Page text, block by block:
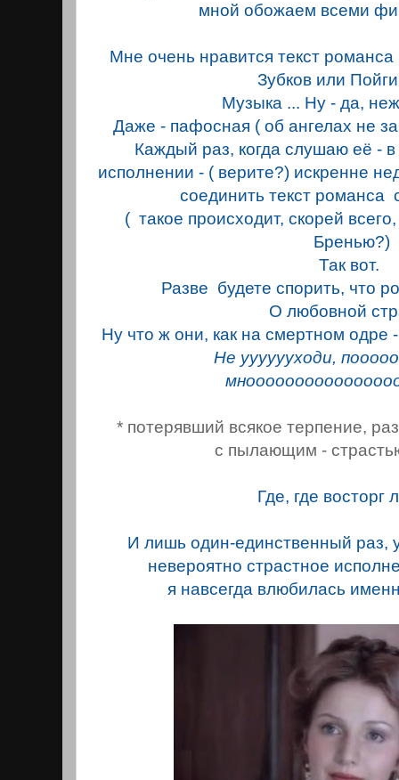
мной обожаем всеми
Мне очень нравится текст
Зубков или
Музыка ... Ну - да,
Даже - пафосная ( об ангелах не
Каждый раз, когда слушаю её -
исполнении - ( верите?) искренне
соединить текст романса
( такое происходит, скорей
Бренью?)
Так вот.
Разве будете спорить, что
О любовной
Ну что ж они, как на смертном одре
Не ууууууходи,
* потерявший всякое терпение,
с пылающим -
Где, где восторг
И лишь один-единственный раз,
невероятно страстное
я навсегда влюбилась